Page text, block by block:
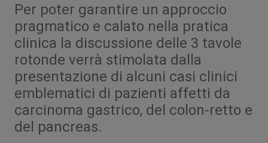
Per poter garantire un approccio
pragmatico e calato nella pratica
clinica la discussione delle 3 tavole
rotonde verrà stimolata dalla
presentazione di alcuni casi clinici
emblematici di pazienti affetti da
carcinoma gastrico, del colon-retto e
del pancreas.